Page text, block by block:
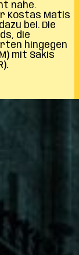
nahe.
Kostas Matis
bei. Die
die
hingegen
mit Sakis